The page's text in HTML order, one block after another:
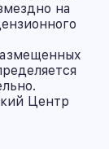
на
Центр